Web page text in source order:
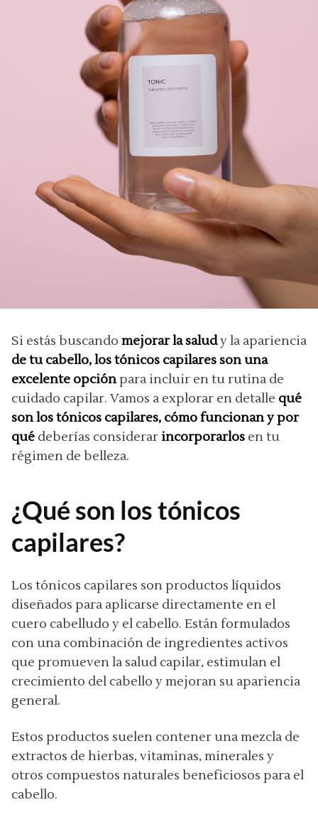
Si estás buscando mejorar la saludy la apariencia
de tu cabello,los tónicos capilares son una
excelente opciónpara incluir en tu rutina de
cuidado capilar. Vamos a explorar en detalle qué
son los tónicos capilares, cómo funcionan y por
qué deberías considerar incorporarlos en tu
régimen de belleza.
¿Qué son los tónicos
capilares?
Los tónicos capilares son productos líquidos
diseñados para aplicarse directamente en el
cuero cabelludo y el cabello. Están formulados
con una combinación de ingredientes activos
que promueven la salud capilar, estimulan el
crecimiento del cabello y mejoran su apariencia
general.
Estos productos suelen contener una mezcla de
extractos de hierbas, vitaminas, minerales y
otros compuestos naturales beneficiosos para el
cabello.